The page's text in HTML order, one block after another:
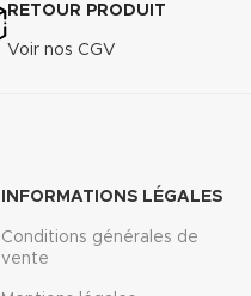
RETOUR PRODUIT
Voir nos CGV
INFORMATIONS LÉGALES
Conditions générales de
vente